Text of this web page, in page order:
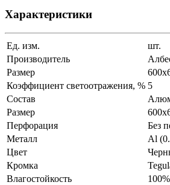
Характеристики
Ед. изм.
шт.
Производитель
Размер
Коэффициент светоотражения, % 5
Состав
Размер
Перфорация
Без
Металл
Al
Цвет
Кромка
Влагостойкость
100%